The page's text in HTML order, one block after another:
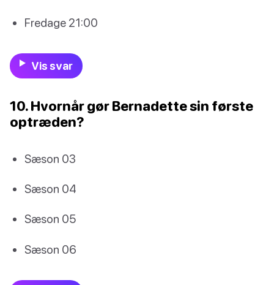
Fredage 21:00
Vis svar
10. Hvornår gør Bernadette sin første
optræden?
Sæson 03
Sæson 04
Sæson 05
Sæson 06